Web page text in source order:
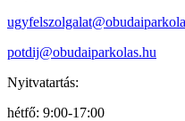
ugyfelszolgalat@obudaiparkola
potdij@obudaiparkolas.hu
Nyitvatartás:
hétfő: 9:00-17:00